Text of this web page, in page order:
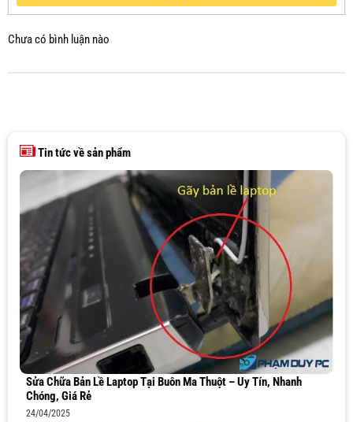
Chưa có bình luận nào
Tin tức về sản phẩm
Sửa Chữa Bản Lề Laptop Tại Buôn Ma Thuột – Uy Tín, Nhanh
Chóng, Giá Rẻ
24/04/2025